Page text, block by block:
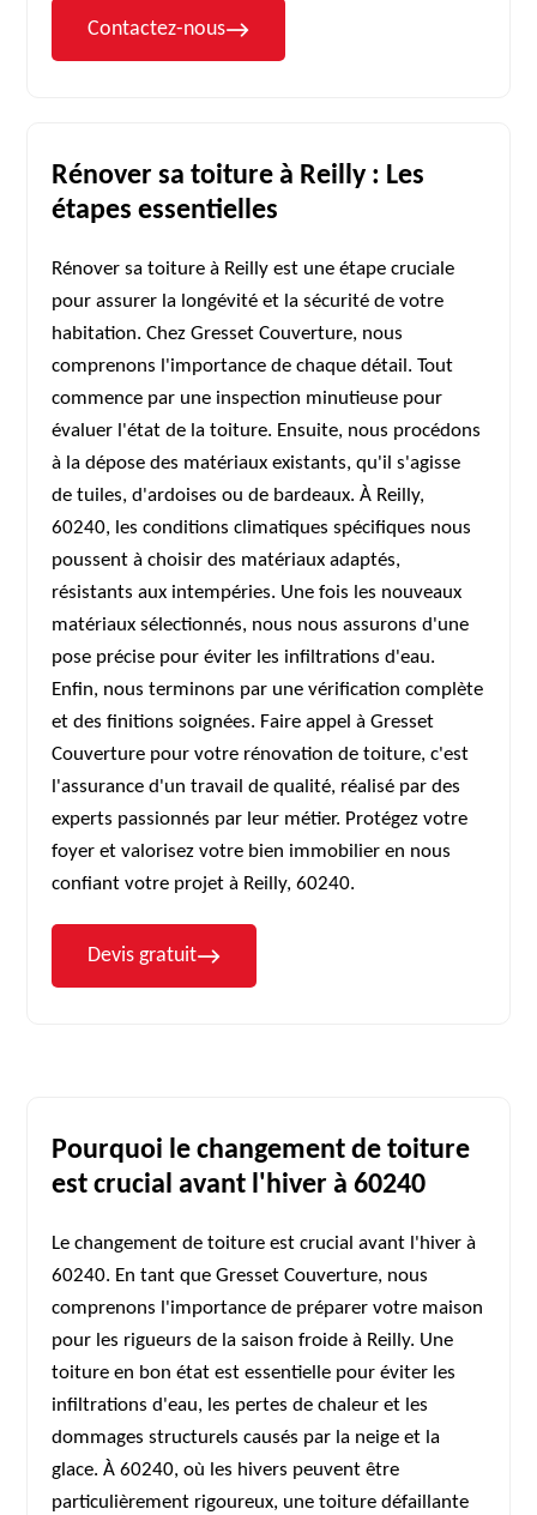
Contactez-nous
Rénover sa toiture à Reilly : Les
étapes essentielles
Rénover sa toiture à Reilly est une étape cruciale
pour assurer la longévité et la sécurité de votre
habitation. Chez Gresset Couverture, nous
comprenons l'importance de chaque détail. Tout
commence par une inspection minutieuse pour
évaluer l'état de la toiture. Ensuite, nous procédons
à la dépose des matériaux existants, qu'il s'agisse
de tuiles, d'ardoises ou de bardeaux. À Reilly,
60240, les conditions climatiques spécifiques nous
poussent à choisir des matériaux adaptés,
résistants aux intempéries. Une fois les nouveaux
matériaux sélectionnés, nous nous assurons d'une
pose précise pour éviter les infiltrations d'eau.
Enfin, nous terminons par une vérification complète
et des finitions soignées. Faire appel à Gresset
Couverture pour votre rénovation de toiture, c'est
l'assurance d'un travail de qualité, réalisé par des
experts passionnés par leur métier. Protégez votre
foyer et valorisez votre bien immobilier en nous
confiant votre projet à Reilly, 60240.
Devis gratuit
Pourquoi le changement de toiture
est crucial avant l'hiver à 60240
Le changement de toiture est crucial avant l'hiver à
60240. En tant que Gresset Couverture, nous
comprenons l'importance de préparer votre maison
pour les rigueurs de la saison froide à Reilly. Une
toiture en bon état est essentielle pour éviter les
infiltrations d'eau, les pertes de chaleur et les
dommages structurels causés par la neige et la
glace. À 60240, où les hivers peuvent être
particulièrement rigoureux, une toiture défaillante